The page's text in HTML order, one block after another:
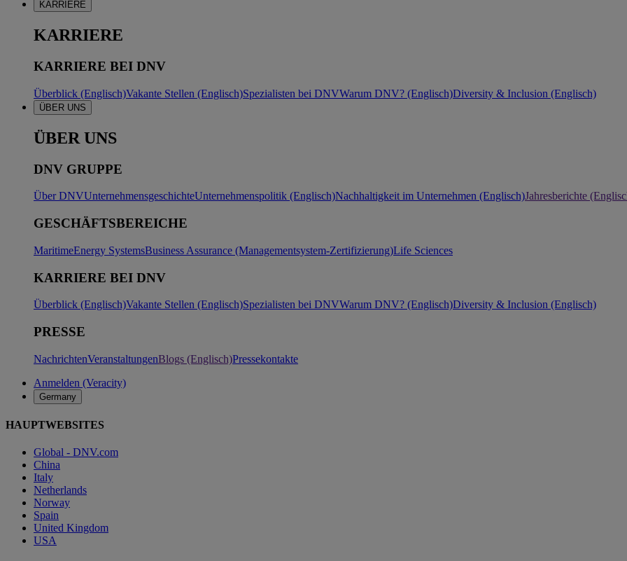
KARRIERE
KARRIERE
KARRIERE BEI DNV
Überblick (Englisch)Vakante Stellen (Englisch)Spezialisten bei DNVWarum DNV? (Englisch)Diversity & Inclusion (Englisch)
ÜBER UNS
ÜBER UNS
DNV GRUPPE
Über DNVUnternehmensgeschichteUnternehmenspolitik (Englisch)Nachhaltigkeit im Unternehmen (Englisch)Jahresberichte
GESCHÄFTSBEREICHE
MaritimeEnergy SystemsBusiness Assurance (Managementsystem-Zertifizierung)Life Sciences
KARRIERE BEI DNV
Überblick (Englisch)Vakante Stellen (Englisch)Spezialisten bei DNVWarum DNV? (Englisch)Diversity & Inclusion (Englisch)
PRESSE
NachrichtenVeranstaltungenBlogs (Englisch)Pressekontakte
Anmelden (Veracity)
Germany
HAUPTWEBSITES
Global - DNV.com
China
Italy
Netherlands
Norway
Spain
United Kingdom
USA